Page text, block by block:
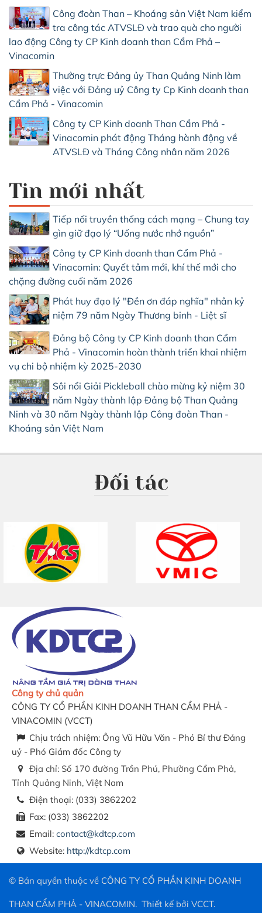
Công đoàn Than – Khoáng sản Việt Nam kiểm
tra công tác ATVSLĐ và trao quà cho người
lao động Công ty CP Kinh doanh than Cẩm Phả –
Vinacomin
Thường trực Đảng ủy Than Quảng Ninh làm
việc với Đảng uỷ Công ty Cp Kinh doanh than
Cẩm Phả - Vinacomin
Công ty CP Kinh doanh Than Cẩm Phả -
Vinacomin phát động Tháng hành động về
ATVSLĐ và Tháng Công nhân năm 2026
Tin mới nhất
Tiếp nối truyền thống cách mạng – Chung tay
gìn giữ đạo lý “Uống nước nhớ nguồn”
Công ty CP Kinh doanh than Cẩm Phả -
Vinacomin: Quyết tâm mới, khí thế mới cho
chặng đường cuối năm 2026
Phát huy đạo lý "Đền ơn đáp nghĩa" nhân kỷ
niệm 79 năm Ngày Thương binh - Liệt sĩ
Đảng bộ Công ty CP Kinh doanh than Cẩm
Phả - Vinacomin hoàn thành triển khai nhiệm
vụ chi bộ nhiệm kỳ 2025-2030
Sôi nổi Giải Pickleball chào mừng kỷ niệm 30
năm Ngày thành lập Đảng bộ Than Quảng
Ninh và 30 năm Ngày thành lập Công đoàn Than -
Khoáng sản Việt Nam
Đối tác
Công ty chủ quản
CÔNG TY CỔ PHẦN KINH DOANH THAN CẨM PHẢ -
VINACOMIN (VCCT)
Chịu trách nhiệm: Ông Vũ Hữu Văn - Phó Bí thư Đảng
uỷ - Phó Giám đốc Công ty
Địa chỉ: Số 170 đường Trần Phú, Phường Cẩm Phả,
Tỉnh Quảng Ninh, Việt Nam
Điện thoại: (033) 3862202
Fax: (033) 3862202
Email: contact@kdtcp.com
Website: http://kdtcp.com
© Bản quyền thuộc về CÔNG TY CỔ PHẦN KINH DOANH
THAN CẨM PHẢ - VINACOMIN. Thiết kế bởi VCCT.